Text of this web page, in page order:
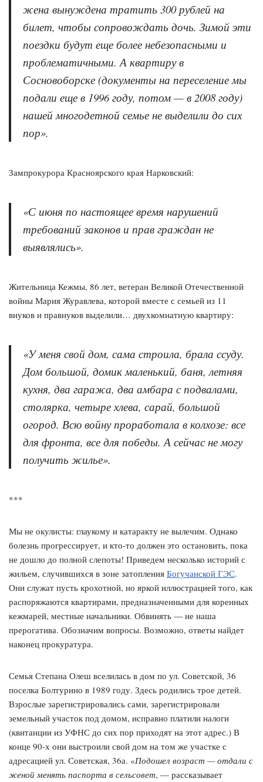
жена вынуждена тратить 300 рублей на
билет, чтобы сопровождать дочь. Зимой эти
поездки будут еще более небезопасными и
проблематичными. А квартиру в
Сосновоборске (документы на переселение мы
подали еще в 1996 году, потом — в 2008 году)
нашей многодетной семье не выделили до сих
пор».
Зампрокурора Красноярского края Нарковский:
«С июня по настоящее время нарушений
требований законов и прав граждан не
выявлялись».
Жительница Кежмы, 86 лет, ветеран Великой Отечественной
войны Мария Журавлева, которой вместе с семьей из 11
внуков и правнуков выделили… двухкомнатную квартиру:
«У меня свой дом, сама строила, брала ссуду.
Дом большой, домик маленький, баня, летняя
кухня, два гаража, два амбара с подвалами,
столярка, четыре хлева, сарай, большой
огород. Всю войну проработала в колхозе: все
для фронта, все для победы. А сейчас не могу
получить жилье».
***
Мы не окулисты: глаукому и катаракту не вылечим. Однако
болезнь прогрессирует, и кто-то должен это остановить, пока
не дошло до полной слепоты! Приведем несколько историй с
жильем, случившихся в зоне затопления Богучанской ГЭС.
Они служат пусть крохотной, но яркой иллюстрацией того, как
распоряжаются квартирами, предназначенными для коренных
кежмарей, местные начальники. Обвинять — не наша
прерогатива. Обозначим вопросы. Возможно, ответы найдет
наконец прокуратура.
Семья Степана Олеш вселилась в дом по ул. Советской, 36
поселка Болтурино в 1989 году. Здесь родились трое детей.
Взрослые зарегистрировались сами, зарегистрировали
земельный участок под домом, исправно платили налоги
(квитанции из УФНС до сих пор приходят на этот адрес.) В
конце 90-х они выстроили свой дом на том же участке с
адресацией ул. Советская, 36а. «Подошел возраст — отдали с
женой менять паспорта в сельсовет, — рассказывает